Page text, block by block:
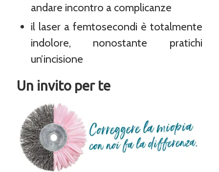
andare incontro a complicanze
il laser a femtosecondi è totalmente
indolore, nonostante pratichi
un’incisione
Un invito per te